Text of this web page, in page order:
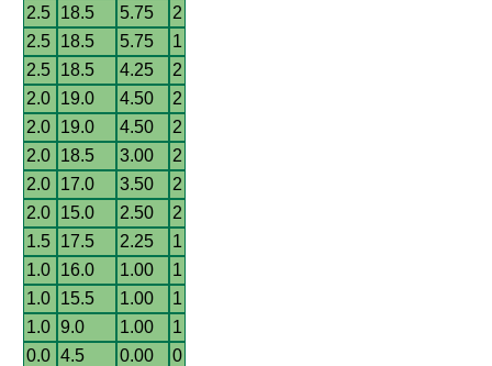
2.5
18.5 5.75
2
2.5
18.5 5.75
1
2.5
18.5 4.25
2
2.0
19.0 4.50
2
2.0
19.0 4.50
2
2.0
18.5 3.00
2
2.0
17.0 3.50
2
2.0
15.0 2.50
2
1.5
17.5 2.25
1
1.0
16.0 1.00
1
1.0
15.5 1.00
1
1.0 9.0 1.00
1
0.0 4.5 0.00
0